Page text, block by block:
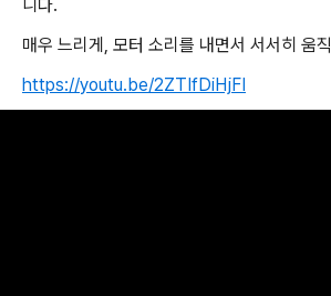
니다.
매우 느리게, 모터 소리를 내면서 서서히 움
https://youtu.be/2ZTIfDiHjFI